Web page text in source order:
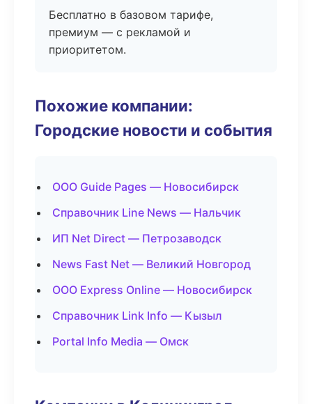
Бесплатно в базовом тарифе,
премиум — с рекламой и
приоритетом.
Похожие компании:
Городские новости и события
ООО Guide Pages — Новосибирск
Справочник Line News — Нальчик
ИП Net Direct — Петрозаводск
News Fast Net — Великий Новгород
ООО Express Online — Новосибирск
Справочник Link Info — Кызыл
Portal Info Media — Омск